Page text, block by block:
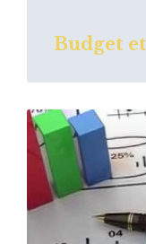
Budget
Read
More